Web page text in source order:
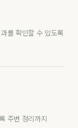
를 확인할 수 있도록
주변 정리까지